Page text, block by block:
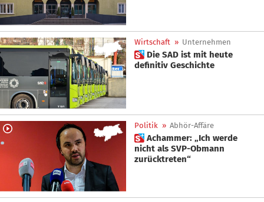
Wirtschaft » Unternehmen
 Die SAD ist mit heute
definitiv Geschichte
Politik » Abhör-Affäre
 Achammer: „Ich werde
nicht als SVP-Obmann
zurücktreten“